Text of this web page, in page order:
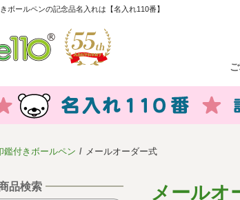
ボールペンの記念品名入れは【名入れ110番】
鑑付きボールペン メールオーダー式
品検索 メールオ